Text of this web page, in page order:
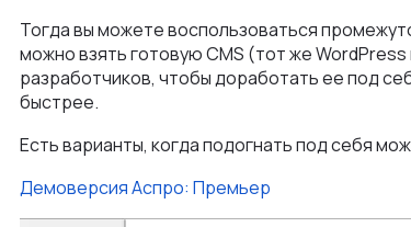
Тогда вы можете воспользоваться
можно взять готовую CMS (тот же
разработчиков, чтобы доработать ее под
быстрее.
Есть варианты, когда подогнать под себя
Демоверсия Аспро: Премьер